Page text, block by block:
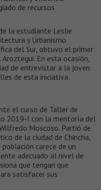
de recursos
la estudiante Leslie
y Urbanismo
del Sur, obtuvo el primer
En esta ocasión,
de entrevistar a la joven
de esta iniciativa.
el curso de Taller de
2019-I con la mentoría del
Moscoso. Partió de
de la ciudad de Chincha,
carece de un
adecuado al nivel de
que tengan que
satisfacer sus